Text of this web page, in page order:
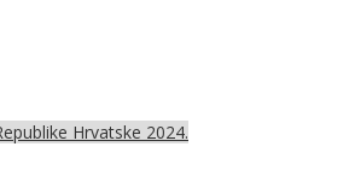
Hrvatske 2024.